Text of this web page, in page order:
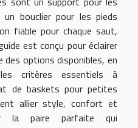
un bouclier pour les pieds
fiable pour chaque saut,
est conçu pour éclairer
des options disponibles, en
critères essentiels à
de baskets pour petites
allier style, confort et
la paire parfaite qui